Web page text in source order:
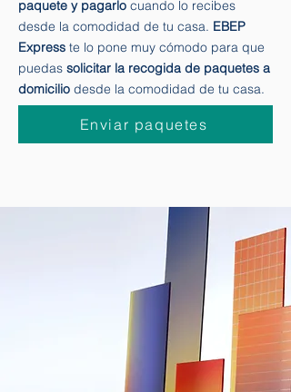
Ahora es más fácilmandar a recoger un
paquete y pagarlo cuando lo recibes
desde la comodidad de tu casa.EBEP
Expresste lo pone muy cómodo para que
puedassolicitar la recogida de paquetes a
desde la comodidad de tu casa.